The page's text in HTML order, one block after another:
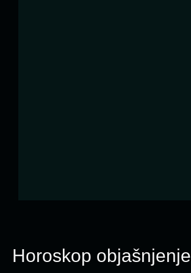
Horoskop objašnjenje